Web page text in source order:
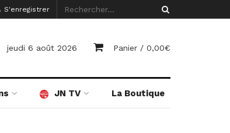
S'enregistrer
jeudi 6 août 2026 Panier / 0,00€
JN TV La Boutique